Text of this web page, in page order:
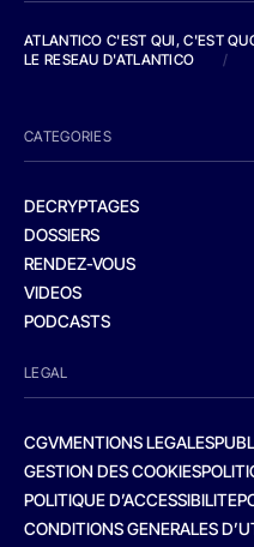
ATLANTICO C'EST QUI, C'EST
LE RESEAU D'ATLANTICO
/
CATEGORIES
DECRYPTAGES
DOSSIERS
RENDEZ-VOUS
VIDEOS
PODCASTS
LEGAL
CGVMENTIONS LEGALES
GESTION DES COOKIES
POLITIQUE D’ACCESSIBILITE
CONDITIONS GENERALES